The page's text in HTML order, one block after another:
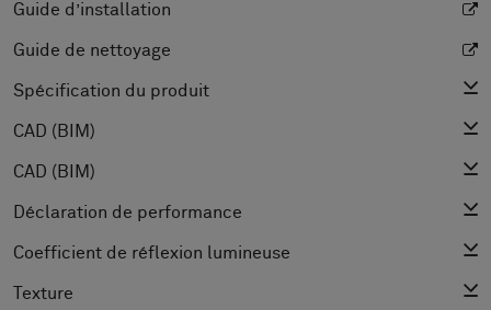
Guide d’installation
Guide de nettoyage
Spécification du produit
CAD (BIM)
CAD (BIM)
Déclaration de performance
Coefficient de réflexion lumineuse
Texture